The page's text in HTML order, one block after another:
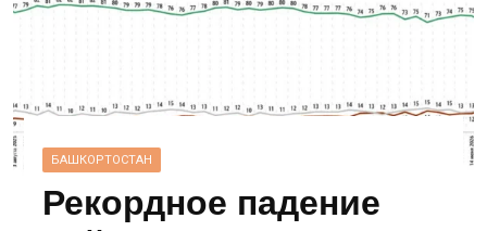
БАШКОРТОСТАН
Рекордное падение